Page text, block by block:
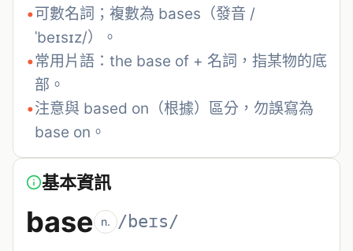
•可數名詞；複數為 bases（發音 /
ˈbeɪsɪz/）。
•常用片語：the base of + 名詞，指某物的底
部。
•注意與 based on（根據）區分，勿誤寫為
base on。
基本資訊
base n. /beɪs/